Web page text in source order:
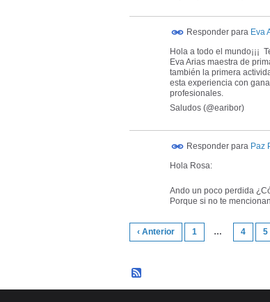
Responder para Eva
Hola a todo el mundo¡¡¡
Eva Arias maestra de
también la primera
esta experiencia con
profesionales.
Saludos (@earibor)
Responder para Paz
Hola Rosa:
Ando un poco perdida
Porque si no te
‹ Anterior 1 … 4 5